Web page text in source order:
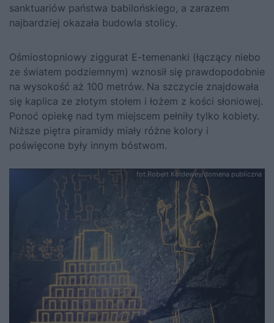
sanktuariów państwa babilońskiego, a zarazem
najbardziej okazała budowla stolicy.
Ośmiostopniowy ziggurat E-temenanki (łączący niebo
ze światem podziemnym) wznosił się prawdopodobnie
na wysokość aż 100 metrów. Na szczycie znajdowała
się kaplica ze złotym stołem i łożem z kości słoniowej.
Ponoć opiekę nad tym miejscem pełniły tylko kobiety.
Niższe piętra piramidy miały różne kolory i
poświęcone były innym bóstwom.
fot.Robert Koldewey/domena publiczna